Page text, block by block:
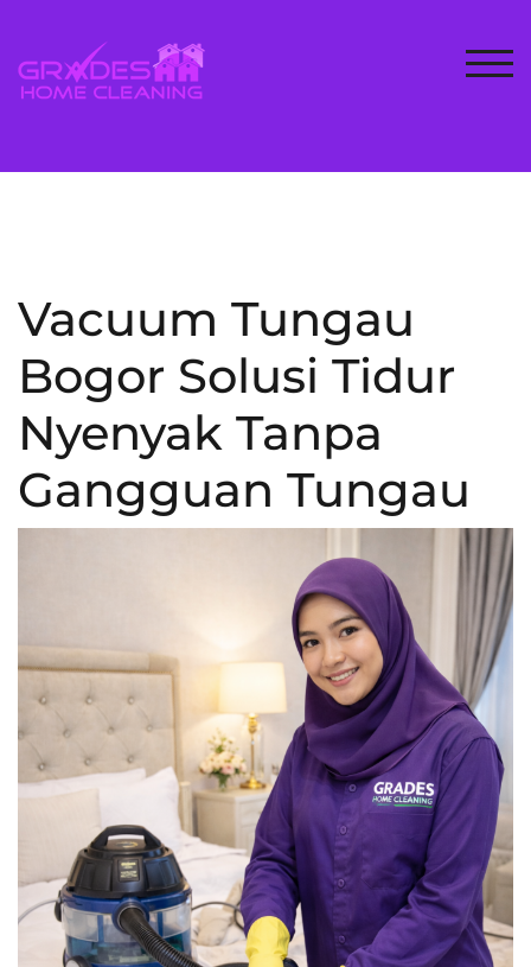
content
Vacuum Tungau
Bogor Solusi Tidur
Nyenyak Tanpa
Gangguan Tungau